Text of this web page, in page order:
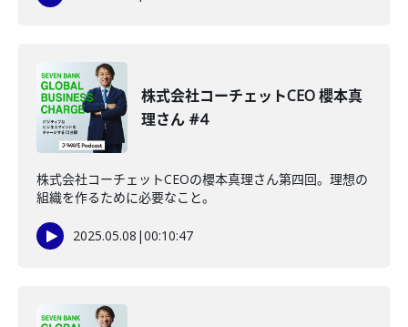
株式会社コーチェットCEO 櫻本真
理さん #4
株式会社コーチェットCEOの櫻本真理さん第四回。理想の
組織を作るために必要なこと。
2025.05.08 |00:10:47